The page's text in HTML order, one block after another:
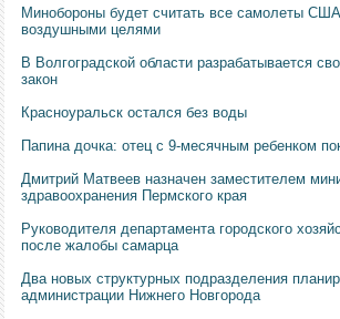
Минобороны будет считать все самолеты
воздушными целями
В Волгоградской области разрабатывается
закон
Красноуральск остался без воды
Папина дочка: отец с 9-месячным ребенком
Дмитрий Матвеев назначен заместителем
здравоохранения Пермского края
Руководителя департамента городского
после жалобы самарца
Два новых структурных подразделения
администрации Нижнего Новгорода